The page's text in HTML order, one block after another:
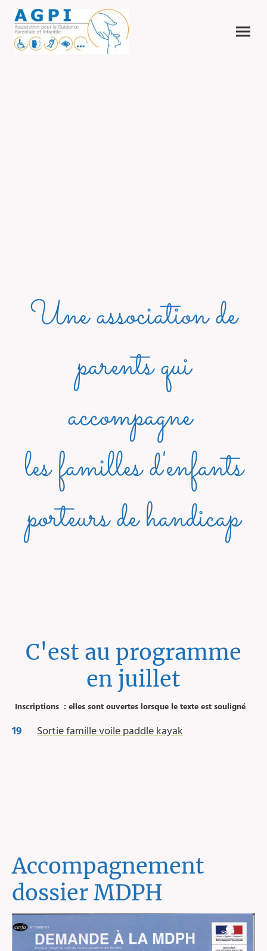
Une association de
parents qui
accompagne
les familles d'enfants
porteurs de handicap
C'est au programme
en juillet
Inscriptions : elles sont ouvertes lorsque le texte est souligné
19 Sortie famille voile paddle kayak
Accompagnement
dossier MDPH